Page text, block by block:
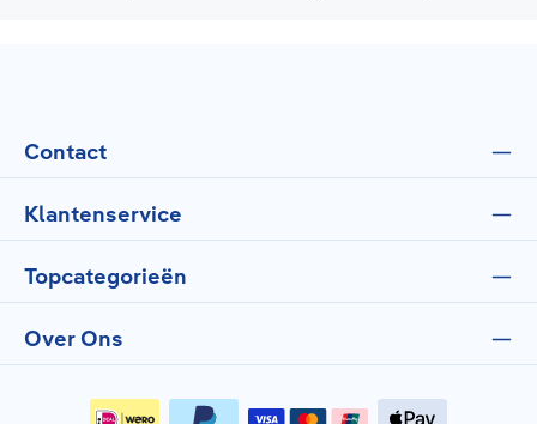
Contact
Klantenservice
Topcategorieën
Over Ons